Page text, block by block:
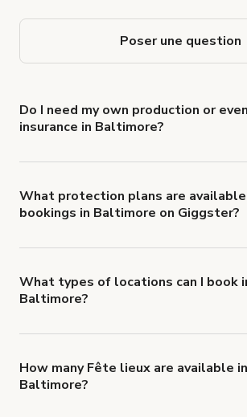
Poser une question
Do I need my own production or
insurance in Baltimore?
insurance with liability coverage of no
$1,000,000.
What protection plans are
bookings in Baltimore on Giggster?
about Giggster's Damage Protection
What types of locations can I book
Baltimore?
'Filters' to look for something specific.
How many Fête lieux are available in
Baltimore?